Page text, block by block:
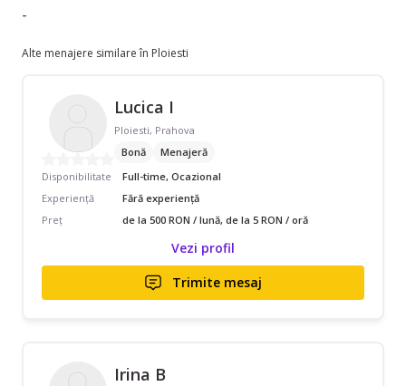
-
Alte menajere similare în Ploiesti
Lucica I
Ploiesti, Prahova
Bonă
Menajeră
Disponibilitate
Full-time, Ocazional
Experiență
Fără experiență
Preț
de la 500 RON / lună, de la 5 RON / oră
Vezi profil
Trimite mesaj
Irina B